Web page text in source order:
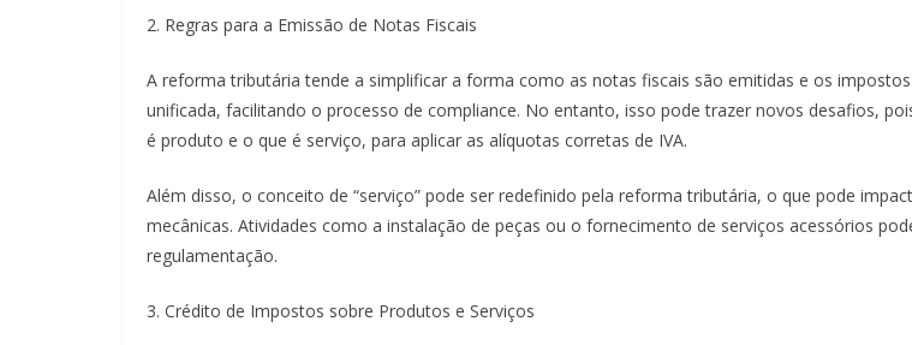
2. Regras para a Emissão de Notas Fiscais
A reforma tributária tende a simplificar a forma como as notas fiscais são emitidas e os
unificada, facilitando o processo de compliance. No entanto, isso pode trazer novos desafios,
é produto e o que é serviço, para aplicar as alíquotas corretas de IVA.
Além disso, o conceito de “serviço” pode ser redefinido pela reforma tributária, o que pode
mecânicas. Atividades como a instalação de peças ou o fornecimento de serviços acessórios
regulamentação.
3. Crédito de Impostos sobre Produtos e Serviços